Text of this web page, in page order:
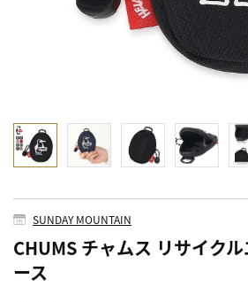
SUNDAY MOUNTAIN
CHUMS チャムス リサイク
ース